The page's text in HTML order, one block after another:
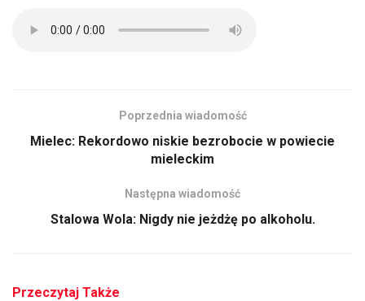
Poprzednia wiadomość
Mielec: Rekordowo niskie bezrobocie w powiecie
mieleckim
Następna wiadomość
Stalowa Wola: Nigdy nie jeżdżę po alkoholu.
Przeczytaj Także